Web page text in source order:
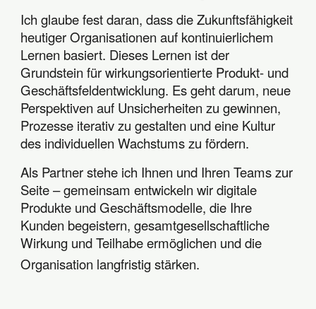
Ich glaube fest daran, dass die Zukunftsfähigkeit
heutiger Organisationen auf kontinuierlichem
Lernen basiert. Dieses Lernen ist der
Grundstein für wirkungsorientierte Produkt- und
Geschäftsfeldentwicklung. Es geht darum, neue
Perspektiven auf Unsicherheiten zu gewinnen,
Prozesse iterativ zu gestalten und eine Kultur
des individuellen Wachstums zu fördern.
Als Partner stehe ich Ihnen und Ihren Teams zur
Seite – gemeinsam entwickeln wir digitale
Produkte und Geschäftsmodelle, die Ihre
Kunden begeistern, gesamtgesellschaftliche
Wirkung und Teilhabe ermöglichen und die
Organisation langfristig stärken.